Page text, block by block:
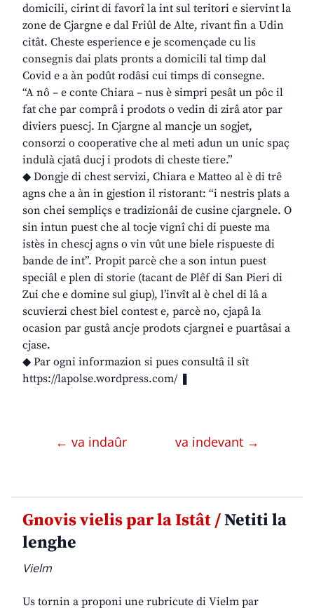
domicili, cirint di favorî la int sul teritori e siervint la
zone de Cjargne e dal Friûl de Alte, rivant fin a Udin
citât. Cheste esperience e je scomençade cu lis
consegnis dai plats pronts a domicili tal timp dal
Covid e a àn podût rodâsi cui timps di consegne.
“A nô – e conte Chiara – nus è simpri pesât un pôc il
fat che par comprâ i prodots o vedin di zirâ ator par
diviers puescj. In Cjargne al mancje un sogjet,
consorzi o cooperative che al meti adun un unic spaç
indulà cjatâ ducj i prodots di cheste tiere.”
◆ Dongje di chest servizi, Chiara e Matteo al è di trê
agns che a àn in gjestion il ristorant: “i nestris plats a
son chei sempliçs e tradizionâi de cusine cjargnele. O
sin intun puest che al tocje vignî chi di pueste ma
istès in chescj agns o vin vût une biele rispueste di
bande de int”. Propit parcè che a son intun puest
speciâl e plen di storie (tacant de Plêf di San Pieri di
Zui che e domine sul giup), l’invît al è chel di lâ a
scuvierzi chest biel contest e, parcè no, cjapâ la
ocasion par gustâ ancje prodots cjargnei e puartâsai a
cjase.
◆ Par ogni informazion si pues consultâ il sît
https://lapolse.wordpress.com/ ❚
← va indaûr va indevant →
Gnovis vielis par la Istât /Netiti la
lenghe
Vielm
Us tornin a proponi une rubricute di Vielm par